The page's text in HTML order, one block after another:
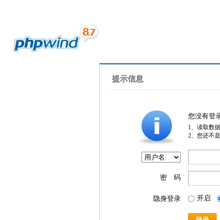
提示信息
您没有登
1、读取数
2、您还不
密 码
隐身登录 开启